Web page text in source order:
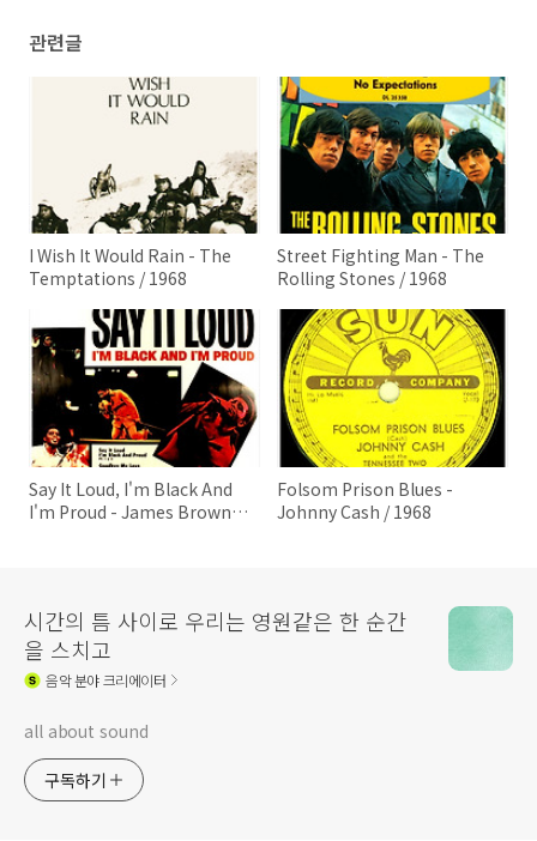
관련글
I Wish It Would Rain - The
Temptations / 1968
Street Fighting Man - The
Rolling Stones / 1968
Say It Loud, I'm Black And
I'm Proud - James Brown /
Folsom Prison Blues -
Johnny Cash / 1968
시간의 틈 사이로 우리는 영원같은 한 순간
을 스치고
음악분야 크리에이터
all about sound
구독하기